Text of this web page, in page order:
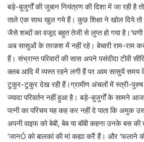
बड़े-बुजुर्गों की जुबान नियंत्रण की दिशा में जा रही है
ताले एक साथ खुल गये हैं। कुछ शिक्षा ने खोल दिये
जैसे शब्दों का वजूद बहुत तेजी से लुप्त हो गया
अब सासुओं के तरकश में नहीं रहे। बेचारी राम-राम
हैं। संभ्रान्त परिवारों की सास अपने पसंदीदा टीवी
क्लब आदि में व्यस्त रहने लगी हैं पर आम सासुयें समय
टुकुर-टुकुर देख रही हैं।ग्रामीण अंचलों में स्त्री-
ज्यादा परिवर्तन नहीं हुआ है। बड़े-बुजुर्गों के सामने
पत्नी का परिचय यह कह कर नहीं दे पाता कि अमुक
अपनी वाइफ को बेबी, बेब या बॉबी कहना उनके बस की
‘जानÓ को बालकां की मां कह्या करैं हैं। और ‘फलाने